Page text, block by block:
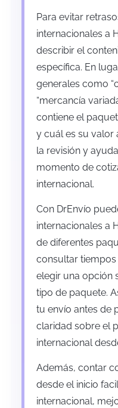
Para evitar
internacionales a
describir el
específica. En
generales como
“mercancía
contiene el
y cuál es su valor
la revisión y
momento de
internacional.
Con DrEnvío
internacionales a
de diferentes
consultar
elegir una opción
tipo de paquete.
tu envío antes de
claridad sobre el
internacional
Además, contar
desde el inicio
internacional,